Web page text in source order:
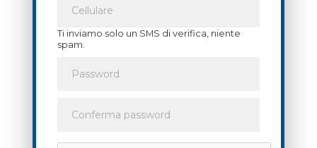
Ti inviamo solo un SMS di verifica, niente
spam.